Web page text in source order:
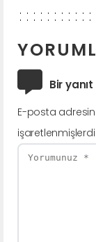
Bir yanıt
E-posta